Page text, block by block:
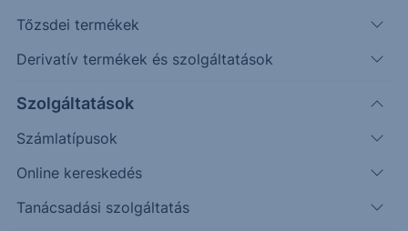
Tőzsdei termékek
Derivatív termékek és szolgáltatások
Szolgáltatások
Számlatípusok
Online kereskedés
Tanácsadási szolgáltatás
Áttörési kisérlet: EUR/USD -
2026/62 - napi
Az elmúlt napokban emelkedés érkezett a piacra.